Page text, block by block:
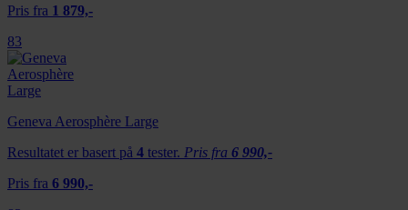
Pris fra 1 879,-
83
Geneva Aerosphère Large
Resultatet er basert på 4 tester. Pris fra 6 990,-
Pris fra 6 990,-